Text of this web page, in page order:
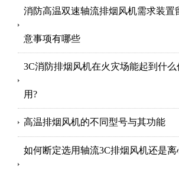
消防高温双速轴流排烟风机需求装置
意事项有哪些
3C消防排烟风机在火灾场能起到什么
用?
高温排烟风机的不同型号与其功能
如何断定选用轴流3C排烟风机还是离